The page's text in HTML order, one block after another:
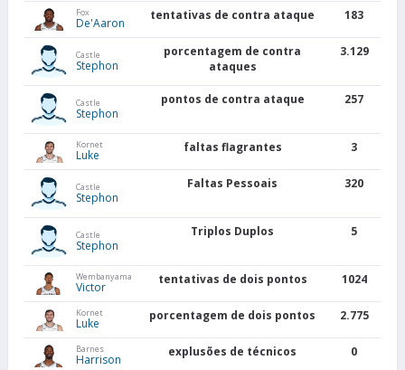
Fox
De'Aaron
tentativas de contra ataque 183
Castle
Stephon
porcentagem de contra
ataques
3.129
Castle
Stephon
pontos de contra ataque 257
Kornet
Luke
faltas flagrantes 3
Castle
Stephon
Faltas Pessoais 320
Castle
Stephon
Triplos Duplos 5
Wembanyama
Victor
tentativas de dois pontos 1024
Kornet
Luke
porcentagem de dois pontos 2.775
Barnes
Harrison
explusões de técnicos 0